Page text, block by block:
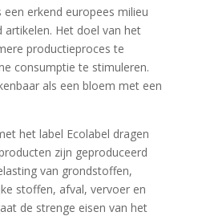
erkend europees milieu
Het doel van het
productieproces te
consumptie te stimuleren.
als een bloem met een
het label Ecolabel dragen
zijn geproduceerd
van grondstoffen,
stoffen, afval, vervoer en
de strenge eisen van het